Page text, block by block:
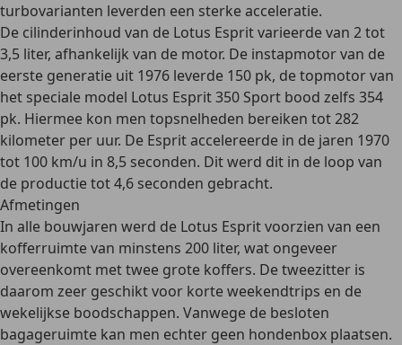
turbovarianten leverden een sterke acceleratie.
De cilinderinhoud van de Lotus Esprit varieerde van 2 tot
3,5 liter, afhankelijk van de motor. De instapmotor van de
eerste generatie uit 1976 leverde 150 pk, de topmotor van
het speciale model Lotus Esprit 350 Sport bood zelfs 354
pk. Hiermee kon men topsnelheden bereiken tot 282
kilometer per uur. De Esprit accelereerde in de jaren 1970
tot 100 km/u in 8,5 seconden. Dit werd dit in de loop van
de productie tot 4,6 seconden gebracht.
Afmetingen
In alle bouwjaren werd de Lotus Esprit voorzien van een
kofferruimte van minstens 200 liter, wat ongeveer
overeenkomt met twee grote koffers. De tweezitter is
daarom zeer geschikt voor korte weekendtrips en de
wekelijkse boodschappen. Vanwege de besloten
bagageruimte kan men echter geen hondenbox plaatsen.